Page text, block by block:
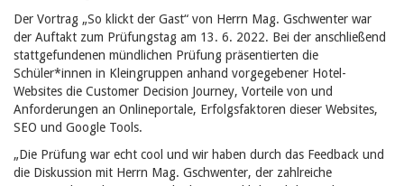
Der Vortrag „So klickt der Gast“ von Herrn Mag. Gschwenter war
der Auftakt zum Prüfungstag am 13. 6. 2022. Bei der anschließend
stattgefundenen mündlichen Prüfung präsentierten die
Schüler*innen in Kleingruppen anhand vorgegebener Hotel-
Websites die Customer Decision Journey, Vorteile von und
Anforderungen an Onlineportale, Erfolgsfaktoren dieser Websites,
SEO und Google Tools.
„Die Prüfung war echt cool und wir haben durch das Feedback und
die Diskussion mit Herrn Mag. Gschwenter, der zahlreiche